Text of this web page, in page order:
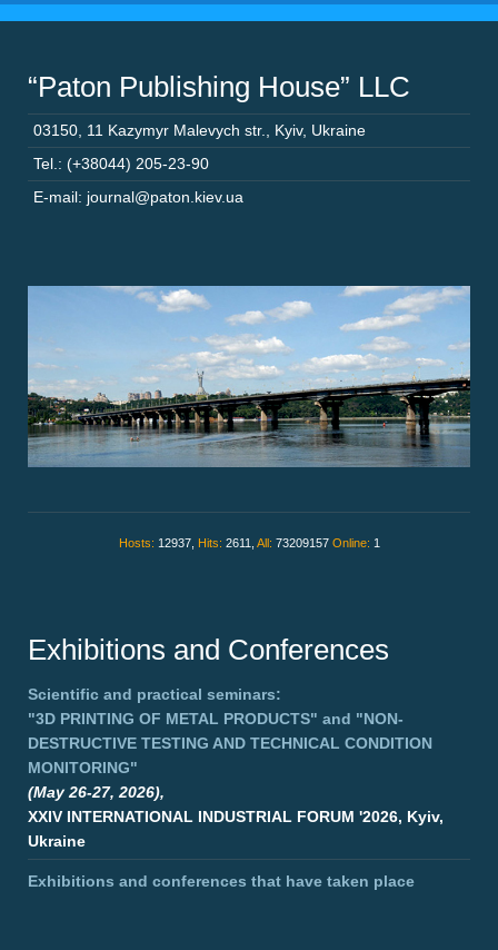
“Paton Publishing House” LLC
03150 11 Kazymyr Malevych str. Kyiv, Ukraine
Tel.: (+38044) 205-23-90
E-mail: journal@paton.kiev.ua
Hosts: 12937, Hits: 2611, All: 73209157 Online: 1
Exhibitions and Conferences
Scientific and practical seminars:
"3D PRINTING OF METAL PRODUCTS" and "NON-
DESTRUCTIVE TESTING AND TECHNICAL CONDITION
MONITORING"
(May 26-27, 2026),
XXIV INTERNATIONAL INDUSTRIAL FORUM '2026, Kyiv,
Ukraine
Exhibitions and conferences that have taken place